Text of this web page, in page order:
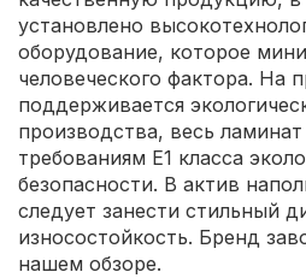
установлено
оборудование, которое
человеческого фактора. На
поддерживается
производства, весь
требованиям Е1 класса
безопасности. В актив
следует занести стильный
износостойкость. Бренд
нашем обзоре.